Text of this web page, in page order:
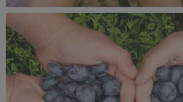
MROŻENIE_borówka_1080x1080_09b.jpg
1,02 MB